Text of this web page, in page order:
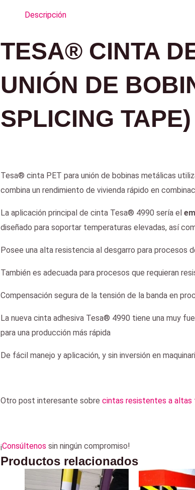
Descripción
TESA® CINTA
UNIÓN DE
SPLICING TAPE)
Tesa® cinta PET para unión de bobinas metálicas
combina un rendimiento de vivienda rápido en
La aplicación principal de cinta Tesa® 4990 sería el
diseñado para soportar temperaturas elevadas, así
Posee una alta resistencia al desgarro para procesos
También es adecuada para procesos que requieran
Compensación segura de la tensión de la banda en
La nueva cinta adhesiva Tesa® 4990 tiene una muy
para una producción más rápida
De fácil manejo y aplicación, y sin inversión en
Otro post interesante sobre cintas resistentes a altas
¡Consúltenos sin ningún compromiso!
Productos relacionados